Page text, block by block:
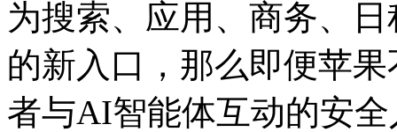
为搜索、应用、商务、
的新入口，那么即便苹
者与AI智能体互动的安